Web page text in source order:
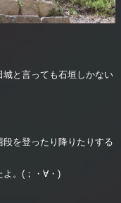
と言っても石垣しかない
を登ったり降りたりする
よ。(；・∀・)